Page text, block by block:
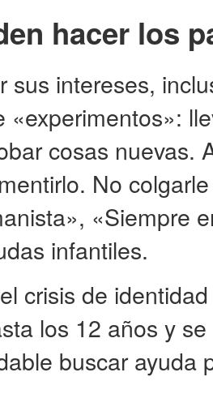
hacer los
sus intereses,
«experimentos»:
cosas nuevas.
No
«Siempre
infantiles.
crisis de
los 12 años y
buscar ayuda